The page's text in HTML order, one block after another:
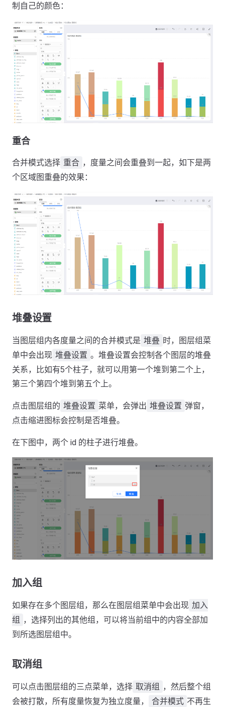
制自己的颜色：
重合
合并模式选择 重合 ，度量之间会重叠到一起，如下是两
个区域图重叠的效果：
堆叠设置
当图层组内各度量之间的合并模式是 堆叠 时，图层组菜
单中会出现 堆叠设置 。堆叠设置会控制各个图层的堆叠
关系，比如有5个柱子，就可以用第一个堆到第二个上，
第三个第四个堆到第五个上。
点击图层组的 堆叠设置 菜单，会弹出 堆叠设置 弹窗，
点击缩进图标会控制是否堆叠。
在下图中，两个 id 的柱子进行堆叠。
加入组
如果存在多个图层组，那么在图层组菜单中会出现 加入
组 ，选择列出的其他组，可以将当前组中的内容全部加
到所选图层组中。
取消组
可以点击图层组的三点菜单，选择 取消组 ，然后整个组
会被打散，所有度量恢复为独立度量，
合并模式 不再生